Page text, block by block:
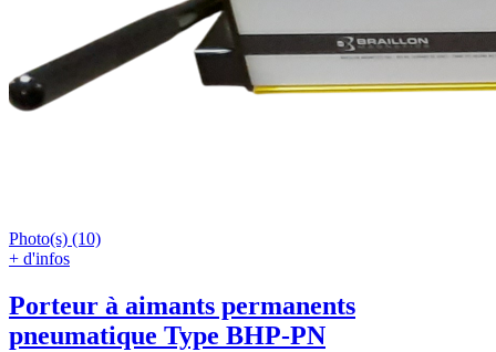
Photo(s) (10)
+ d'infos
Porteur à aimants permanents
pneumatique Type BHP-PN